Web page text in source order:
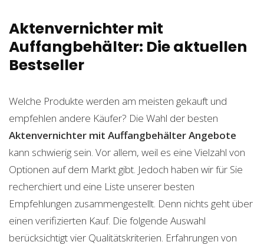
Aktenvernichter mit
Auffangbehälter: Die aktuellen
Bestseller
Welche Produkte werden am meisten gekauft und
empfehlen andere Käufer? Die Wahl der besten
Aktenvernichter mit AuffangbehälterAngebote
kann schwierig sein. Vor allem, weil es eine Vielzahl von
Optionen auf dem Markt gibt. Jedoch haben wir für Sie
recherchiert und eine Liste unserer besten
Empfehlungen zusammengestellt. Denn nichts geht über
einen verifizierten Kauf. Die folgende Auswahl
berücksichtigt vier Qualitätskriterien. Erfahrungen von